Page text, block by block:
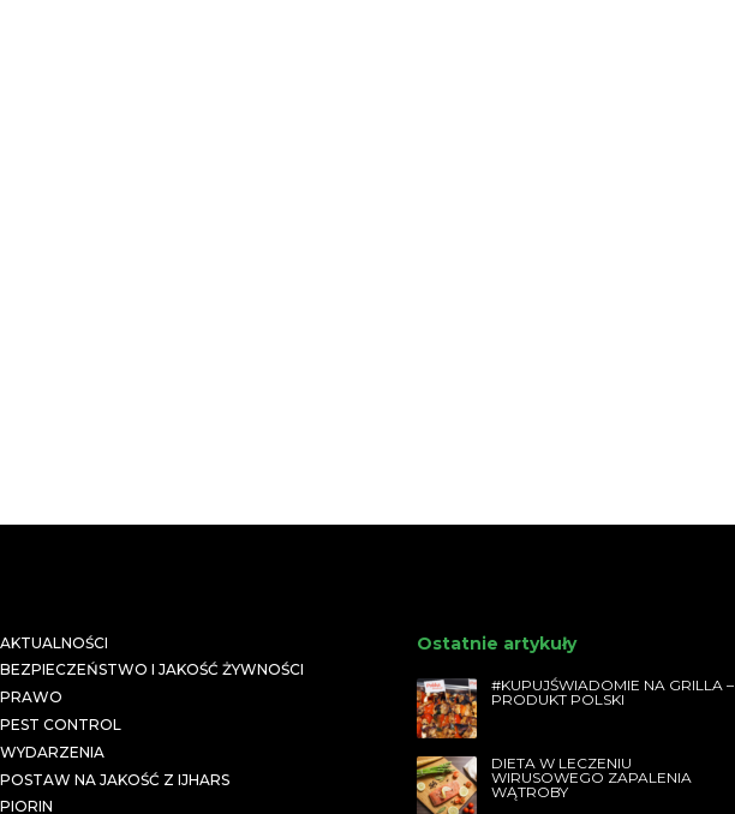
AKTUALNOŚCI
BEZPIECZEŃSTWO I JAKOŚĆ ŻYWNOŚCI
PRAWO
PEST CONTROL
WYDARZENIA
POSTAW NA JAKOŚĆ Z IJHARS
PIORIN
Ostatnie artykuły
#KUPUJŚWIADOMIE NA GRILLA –
PRODUKT POLSKI
DIETA W LECZENIU
WIRUSOWEGO ZAPALENIA
WĄTROBY